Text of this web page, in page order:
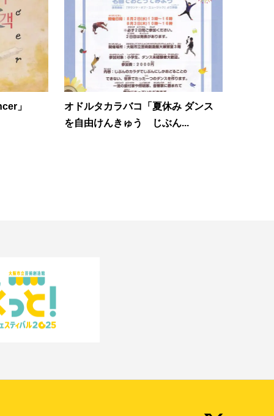
」
オドルタカラバコ「夏休み ダンス
を自由けんきゅう じぶん...